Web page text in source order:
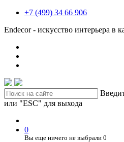
+7 (499) 34 66 906
Endecor - искусство интерьера в
или "ESC" для выхода
0
Вы еще ничего не выбрали 0